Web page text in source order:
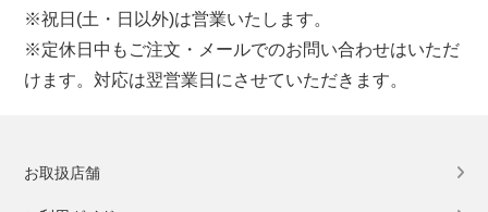
※祝日(土・日以外)は営業いたします。
※定休日中もご注文・メールでのお問い合わせはいただ
けます。対応は翌営業日にさせていただきます。
お取扱店舗